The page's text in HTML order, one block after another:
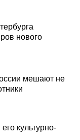
нового
мешают не
культурно-